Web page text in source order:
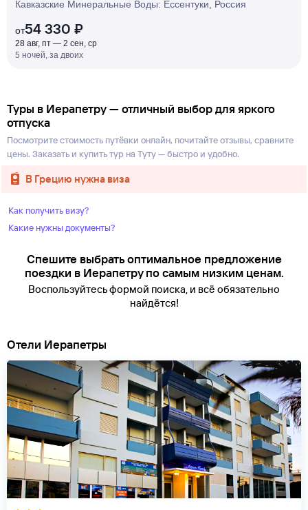
Кавказские Минеральные Воды: Ессентуки, Россия
от54 330 ₽
28 авг, пт — 2 сен, ср
5 ночей, за двоих
Туры в Иерапетру — отличный выбор для яркого
отпуска
Посмотрите стоимость путёвки онлайн, почитайте отзывы, сравните
цены. Заказать и купить тур на Туту — быстро и удобно.
в Грецию нужна виза
Как получить визу?
Какие нужны документы?
Спешите выбрать оптимальное предложение
поездки в Иерапетру по самым низким ценам.
Воспользуйтесь формой поиска, и всё обязательно
найдётся!
Отели Иерапетры